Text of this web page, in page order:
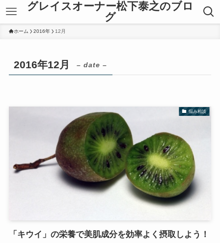
グレイスオーナー松下泰之のブロ
グ
ホーム 2016年 12月
2016年12月 – date –
悩み相談
「キウイ」の栄養で美肌成分を効率よく摂取しよう！